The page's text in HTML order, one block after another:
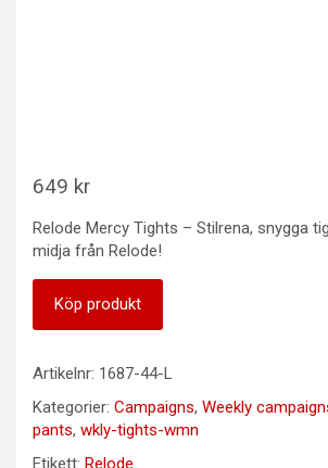
649 kr
Relode Mercy Tights – Stilrena, snygga
midja från Relode!
Köp produkt
Artikelnr: 1687-44-L
Kategorier: Campaigns, Weekly
pants, wkly-tights-wmn
Etikett: Relode